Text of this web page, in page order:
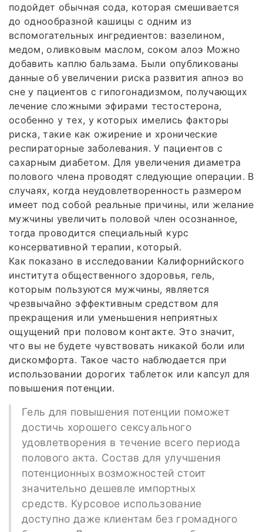
подойдет обычная сода, которая смешивается
до однообразной кашицы с одним из
вспомогательных ингредиентов: вазелином,
медом, оливковым маслом, соком алоэ Можно
добавить каплю бальзама. Были опубликованы
данные об увеличении риска развития апноэ во
сне у пациентов с гипогонадизмом, получающих
лечение сложными эфирами тестостерона,
особенно у тех, у которых имелись факторы
риска, такие как ожирение и хронические
респираторные заболевания. У пациентов с
сахарным диабетом. Для увеличения диаметра
полового члена проводят следующие операции. В
случаях, когда неудовлетворенность размером
имеет под собой реальные причины, или желание
мужчины увеличить половой член осознанное,
тогда проводится специальный курс
консервативной терапии, который.
Как показано в исследовании Калифорнийского
института общественного здоровья, гель,
которым пользуются мужчины, является
чрезвычайно эффективным средством для
прекращения или уменьшения неприятных
ощущений при половом контакте. Это значит,
что вы не будете чувствовать никакой боли или
дискомфорта. Такое часто наблюдается при
использовании дорогих таблеток или капсул для
повышения потенции.
Гель для повышения потенции поможет
достичь хорошего сексуального
удовлетворения в течение всего периода
полового акта. Состав для улучшения
потенционных возможностей стоит
значительно дешевле импортных
средств. Курсовое использование
доступно даже клиентам без громадного